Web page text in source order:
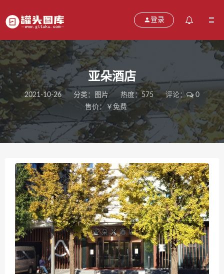
登录
亚朵酒店
2021-10-26 分类： 图片 热度：575 评论：
0
售价：￥免费